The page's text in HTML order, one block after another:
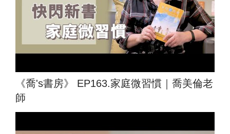
《喬's書房》 EP163.家庭微習慣｜喬美倫老
師